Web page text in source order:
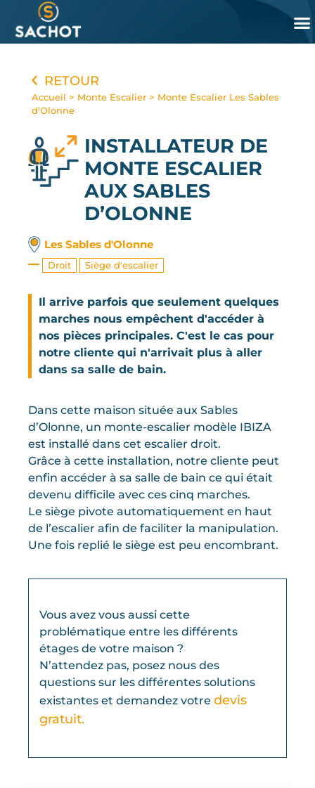
RETOUR
Accueil > Monte Escalier > Monte Escalier Les Sables
d'Olonne
INSTALLATEUR DE
MONTE ESCALIER
AUX SABLES
D’OLONNE
Les Sables d'Olonne
Droit Siège d'escalier
Il arrive parfois que seulement quelques
marches nous empêchent d'accéder à
nos pièces principales. C'est le cas pour
notre cliente qui n'arrivait plus à aller
dans sa salle de bain.
Dans cette maison située aux Sables
d’Olonne, un monte-escalier modèle IBIZA
est installé dans cet escalier droit.
Grâce à cette installation, notre cliente peut
enfin accéder à sa salle de bain ce qui était
devenu difficile avec ces cinq marches.
Le siège pivote automatiquement en haut
de l’escalier afin de faciliter la manipulation.
Une fois replié le siège est peu encombrant.
Vous avez vous aussi cette
problématique entre les différents
étages de votre maison ?
N’attendez pas, posez nous des
questions sur les différentes solutions
existantes et demandez votre devis
gratuit.
Panneau de gestion des cookies